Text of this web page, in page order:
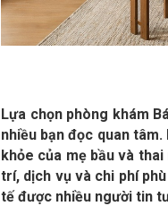
Lựa chọn phòng khám
nhiều bạn đọc quan
khỏe của mẹ bầu và
trí, dịch vụ và chi phí
tế được nhiều người tin